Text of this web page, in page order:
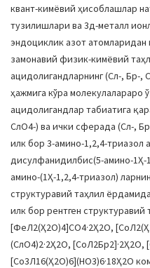
квант-кимёвий ҳисоблашлар
тузилишлари ва 3д-металл
эндоциклик азот
замонавий физик-кимёвий
ацидолигандларнинг (Cл-, Бр-,
ҳажмига кўра
ацидолигандлар табиатига
CлО4-) ва ички сферада (Cл-,
илк бор 3-амино-1,2,4-триазол
дисулфанидилбис(5-амино-1Ҳ-
амино-(1Ҳ-1,2,4-триазол)
структуравий таҳлил
илк бор рентген
[ФеЛ2(Ҳ2О)4]СО4·2Ҳ2О,
(CлО4)2·2Ҳ2О,
[Cо3Л16(Ҳ2О)6](НО3)6·18Ҳ2О